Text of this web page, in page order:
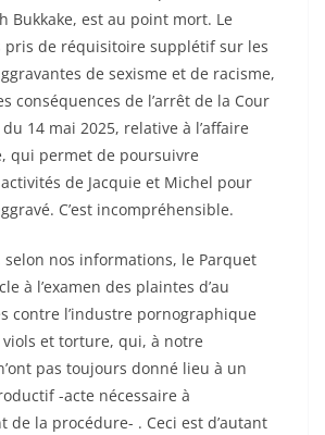
Bukkake, est au point mort. Le
pris de réquisitoire supplétif sur les
de sexisme et de racisme,
conséquences de l’arrêt de la Cour
du 14 mai 2025, relative à l’affaire
qui permet de poursuivre
de Jacquie et Michel pour
C’est incompréhensible.
selon nos informations, le Parquet
à l’examen des plaintes d’au
contre l’industre pornographique
et torture, qui, à notre
pas toujours donné lieu à un
-acte nécessaire à
de la procédure- . Ceci est d’autant